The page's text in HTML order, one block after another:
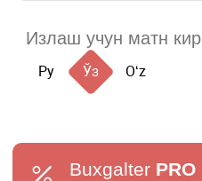
Ру Ўз Oʻz
Buxgalter PRO